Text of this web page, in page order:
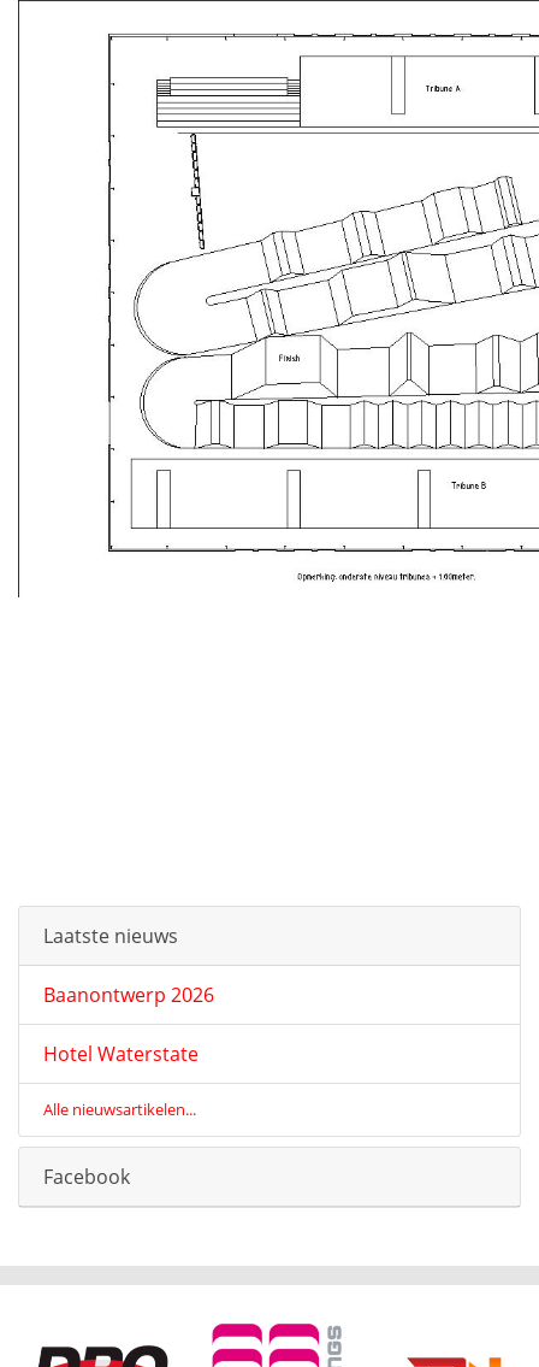
Laatste nieuws
Baanontwerp 2026
Hotel Waterstate
Alle nieuwsartikelen...
Facebook